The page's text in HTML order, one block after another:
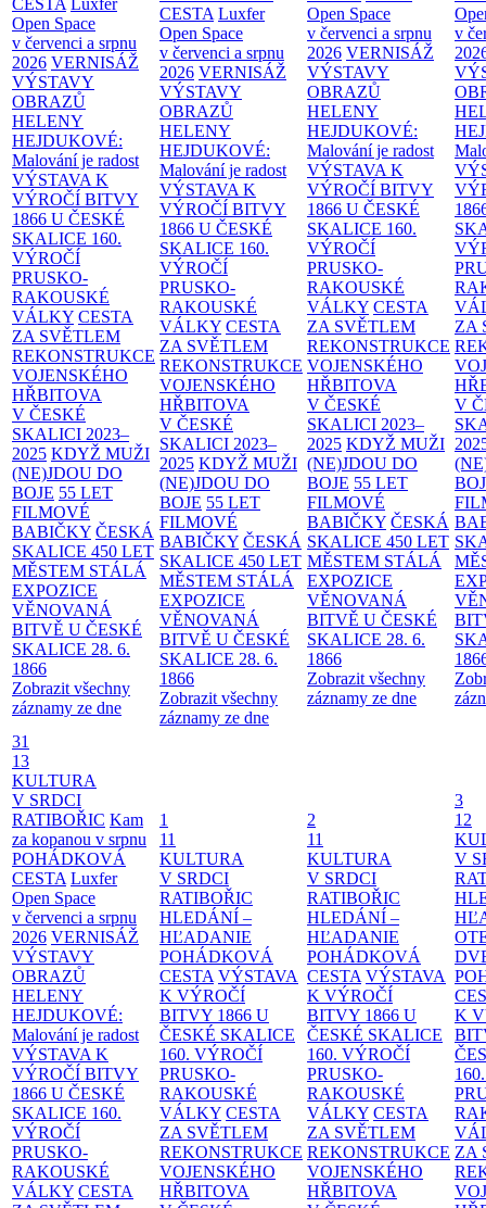
CESTA Luxfer
Open Space
v červenci a srpnu
2026 VERNISÁŽ
VÝSTAVY
OBRAZŮ
HELENY
HEJDUKOVÉ:
Malování je radost
VÝSTAVA K
VÝROČÍ BITVY
1866 U ČESKÉ
SKALICE 160.
VÝROČÍ
PRUSKO-
RAKOUSKÉ
VÁLKY CESTA
ZA SVĚTLEM
REKONSTRUKCE
VOJENSKÉHO
HŘBITOVA
V ČESKÉ
SKALICI 2023–
2025 KDYŽ MUŽI
(NE)JDOU DO
BOJE 55 LET
FILMOVÉ
BABIČKY ČESKÁ
SKALICE 450 LET
MĚSTEM STÁLÁ
EXPOZICE
VĚNOVANÁ
BITVĚ U ČESKÉ
SKALICE 28. 6.
1866
Zobrazit všechny
záznamy ze dne
CESTA Luxfer
Open Space
v červenci a srpnu
2026 VERNISÁŽ
VÝSTAVY
OBRAZŮ
HELENY
HEJDUKOVÉ:
Malování je radost
VÝSTAVA K
VÝROČÍ BITVY
1866 U ČESKÉ
SKALICE 160.
VÝROČÍ
PRUSKO-
RAKOUSKÉ
VÁLKY CESTA
ZA SVĚTLEM
REKONSTRUKCE
VOJENSKÉHO
HŘBITOVA
V ČESKÉ
SKALICI 2023–
2025 KDYŽ MUŽI
(NE)JDOU DO
BOJE 55 LET
FILMOVÉ
BABIČKY ČESKÁ
SKALICE 450 LET
MĚSTEM STÁLÁ
EXPOZICE
VĚNOVANÁ
BITVĚ U ČESKÉ
SKALICE 28. 6.
1866
Zobrazit všechny
záznamy ze dne
Open Space
v červenci a srpnu
2026 VERNISÁŽ
VÝSTAVY
OBRAZŮ
HELENY
HEJDUKOVÉ:
Malování je radost
VÝSTAVA K
VÝROČÍ BITVY
1866 U ČESKÉ
SKALICE 160.
VÝROČÍ
PRUSKO-
RAKOUSKÉ
VÁLKY CESTA
ZA SVĚTLEM
REKONSTRUKCE
VOJENSKÉHO
HŘBITOVA
V ČESKÉ
SKALICI 2023–
2025 KDYŽ MUŽI
(NE)JDOU DO
BOJE 55 LET
FILMOVÉ
BABIČKY ČESKÁ
SKALICE 450 LET
MĚSTEM STÁLÁ
EXPOZICE
VĚNOVANÁ
BITVĚ U ČESKÉ
SKALICE 28. 6.
1866
Zobrazit všechny
záznamy ze dne
v
ZA
V
31
13
KULTURA
V SRDCI
RATIBOŘIC Kam
za kopanou v srpnu
POHÁDKOVÁ
CESTA Luxfer
Open Space
v červenci a srpnu
2026 VERNISÁŽ
VÝSTAVY
OBRAZŮ
HELENY
HEJDUKOVÉ:
Malování je radost
VÝSTAVA K
VÝROČÍ BITVY
1866 U ČESKÉ
SKALICE 160.
VÝROČÍ
PRUSKO-
RAKOUSKÉ
VÁLKY CESTA
1
11
KULTURA
V SRDCI
RATIBOŘIC
HLEDÁNÍ –
HĽADANIE
POHÁDKOVÁ
CESTA VÝSTAVA
K VÝROČÍ
BITVY 1866 U
ČESKÉ SKALICE
160. VÝROČÍ
PRUSKO-
RAKOUSKÉ
VÁLKY CESTA
ZA SVĚTLEM
REKONSTRUKCE
VOJENSKÉHO
HŘBITOVA
2
11
KULTURA
V SRDCI
RATIBOŘIC
HLEDÁNÍ –
HĽADANIE
POHÁDKOVÁ
CESTA VÝSTAVA
K VÝROČÍ
BITVY 1866 U
ČESKÉ SKALICE
160. VÝROČÍ
PRUSKO-
RAKOUSKÉ
VÁLKY CESTA
ZA SVĚTLEM
REKONSTRUKCE
VOJENSKÉHO
HŘBITOVA
3
12
V
K
ZA